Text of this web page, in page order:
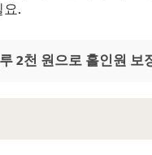
.
2천 원으로 홀인원 보